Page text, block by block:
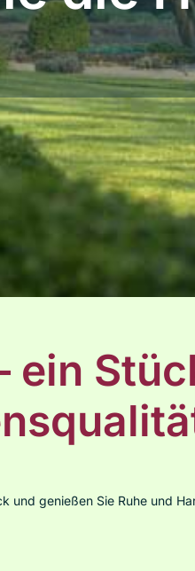
ein
und genießen Sie Ruhe und